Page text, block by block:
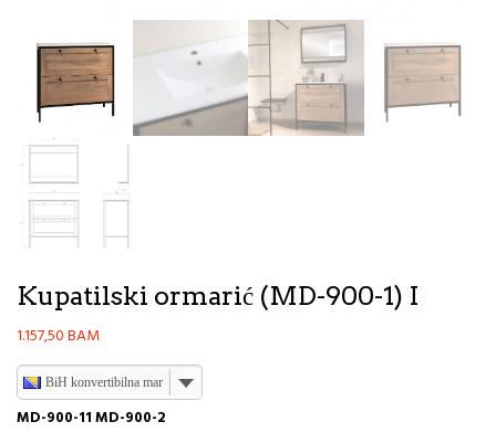
Kupatilski ormarić (MD-900-1) I
1.157,50BAM
BiH konvertibilna marka
MD-900-11 MD-900-2